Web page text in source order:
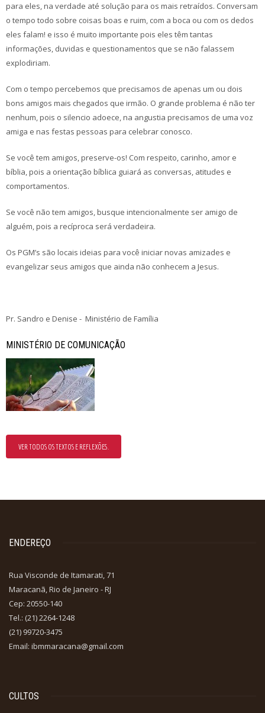
para eles, na verdade até solução para os mais retraídos. Conversam
o tempo todo sobre coisas boas e ruim, com a boca ou com os dedos
eles falam! e isso é muito importante pois eles têm tantas
informações, duvidas e questionamentos que se não falassem
explodiriam.
Com o tempo percebemos que precisamos de apenas um ou dois
bons amigos mais chegados que irmão. O grande problema é não ter
nenhum, pois o silencio adoece, na angustia precisamos de uma voz
amiga e nas festas pessoas para celebrar conosco.
Se você tem amigos, preserve-os! Com respeito, carinho, amor e
bíblia, pois a orientação bíblica guiará as conversas, atitudes e
comportamentos.
Se você não tem amigos, busque intencionalmente ser amigo de
alguém, pois a recíproca será verdadeira.
Os PGM’s são locais ideias para você iniciar novas amizades e
evangelizar seus amigos que ainda não conhecem a Jesus.
Pr. Sandro e Denise - Ministério de Família
MINISTÉRIO DE COMUNICAÇÃO
VER TODOS OS TEXTOS E REFLEXÕES.
ENDEREÇO
Rua Visconde de Itamarati, 71
Maracanã, Rio de Janeiro - RJ
Cep: 20550-140
Tel.: (21) 2264-1248
(21) 99720-3475
Email: ibmmaracana@gmail.com
CULTOS